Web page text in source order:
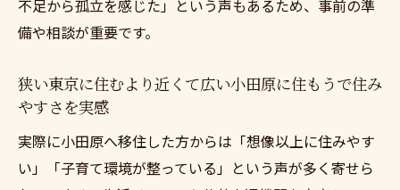
不足から孤立を感じた」という声もあるため、事前の準
備や相談が重要です。
狭い東京に住むより近くて広い小田原に住もうで住み
やすさを実感
実際に小田原へ移住した方からは「想像以上に住みやす
い」「子育て環境が整っている」という声が多く寄せら